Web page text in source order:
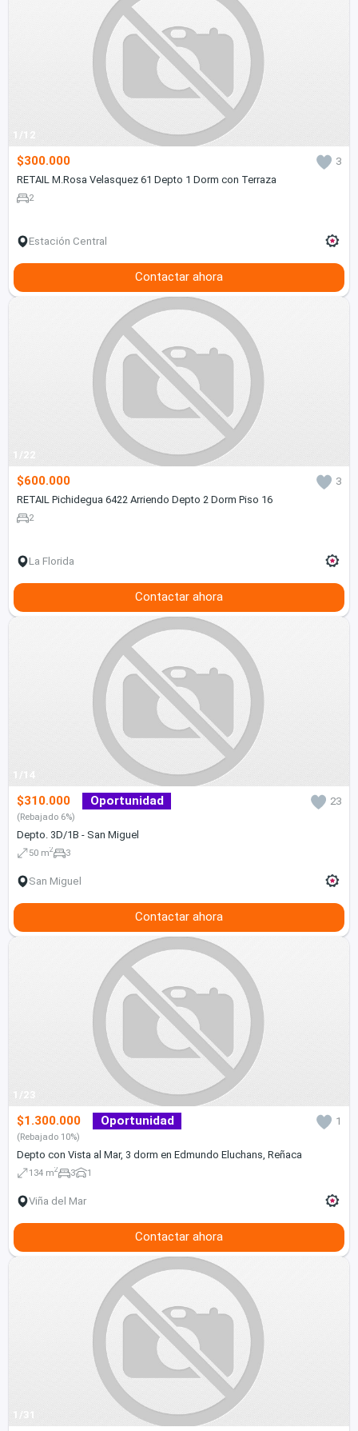
1/12
$300.000
3
RETAIL M.Rosa Velasquez 61 Depto 1 Dorm con Terraza
2
Estación Central
Contactar ahora
1/22
$600.000
3
RETAIL Pichidegua 6422 Arriendo Depto 2 Dorm Piso 16
2
La Florida
Contactar ahora
1/14
$310.000 Oportunidad 23
(Rebajado 6%)
Depto. 3D/1B - San Miguel
50 m2 3
San Miguel
Contactar ahora
1/23
$1.300.000 Oportunidad 1
(Rebajado 10%)
Depto con Vista al Mar, 3 dorm en Edmundo Eluchans, Reñaca
134 m2 3 1
Viña del Mar
Contactar ahora
1/31